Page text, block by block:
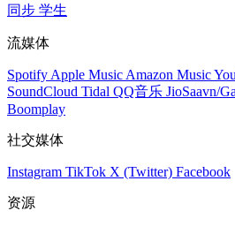
同步 学生
流媒体
Spotify Apple Music Amazon Music
SoundCloud Tidal QQ音乐 JioSaavn/
Boomplay
社交媒体
Instagram TikTok X (Twitter) Facebook
资源